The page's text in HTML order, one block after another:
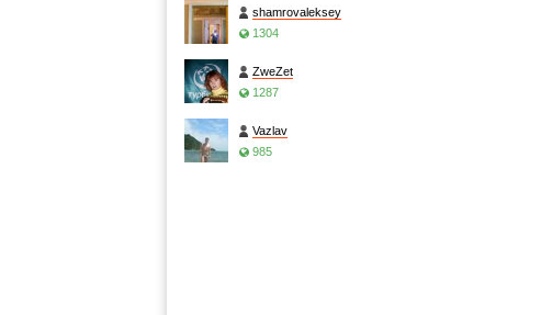
shamrovaleksey
1304
ZweZet
1287
Vazlav
985